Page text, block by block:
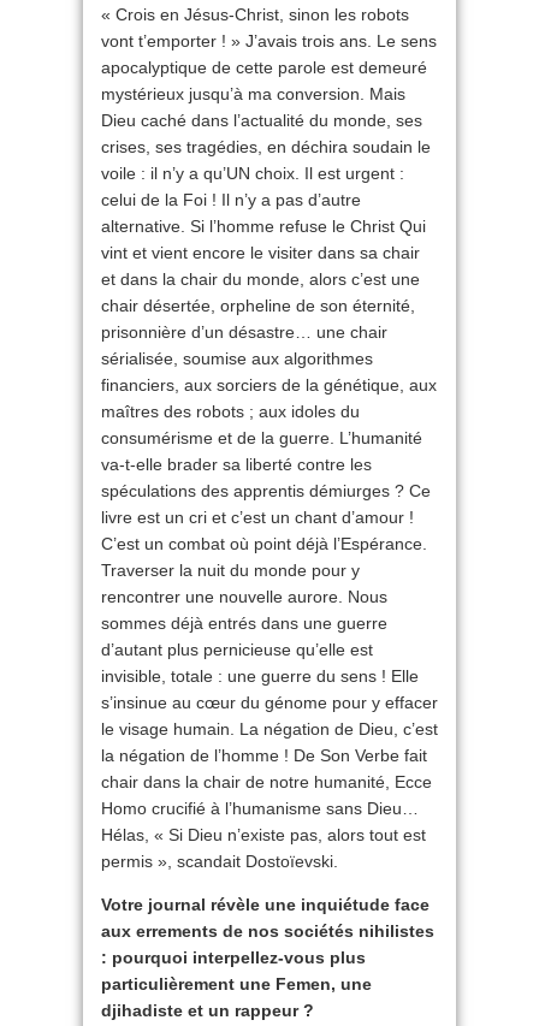
« Crois en Jésus-Christ, sinon les robots
vont t’emporter ! » J’avais trois ans. Le sens
apocalyptique de cette parole est demeuré
mystérieux jusqu’à ma conversion. Mais
Dieu caché dans l’actualité du monde, ses
crises, ses tragédies, en déchira soudain le
voile : il n’y a qu’UN choix. Il est urgent :
celui de la Foi ! Il n’y a pas d’autre
alternative. Si l’homme refuse le Christ Qui
vint et vient encore le visiter dans sa chair
et dans la chair du monde, alors c’est une
chair désertée, orpheline de son éternité,
prisonnière d’un désastre… une chair
sérialisée, soumise aux algorithmes
financiers, aux sorciers de la génétique, aux
maîtres des robots ; aux idoles du
consumérisme et de la guerre. L’humanité
va-t-elle brader sa liberté contre les
spéculations des apprentis démiurges ? Ce
livre est un cri et c’est un chant d’amour !
C’est un combat où point déjà l’Espérance.
Traverser la nuit du monde pour y
rencontrer une nouvelle aurore. Nous
sommes déjà entrés dans une guerre
d’autant plus pernicieuse qu’elle est
invisible, totale : une guerre du sens ! Elle
s’insinue au cœur du génome pour y effacer
le visage humain. La négation de Dieu, c’est
la négation de l’homme ! De Son Verbe fait
chair dans la chair de notre humanité, Ecce
Homo crucifié à l’humanisme sans Dieu…
Hélas, « Si Dieu n’existe pas, alors tout est
permis », scandait Dostoïevski.
Votre journal révèle une inquiétude face
aux errements de nos sociétés nihilistes
: pourquoi interpellez-vous plus
particulièrement une Femen, une
djihadiste et un rappeur ?